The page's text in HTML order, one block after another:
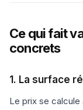
Ce qui fait
concrets
1. La surface
Le prix se